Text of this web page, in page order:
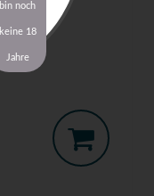
bin noch
keine 18
Jahre